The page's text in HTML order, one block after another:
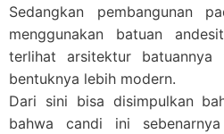
Sedangkan pembangunan
menggunakan batuan
terlihat arsitektur
bentuknya lebih modern.
Dari sini bisa disimpulkan
bahwa candi ini